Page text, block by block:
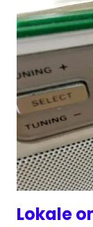
Lokale